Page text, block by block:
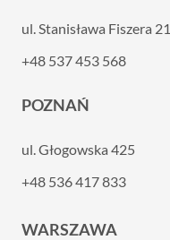
ul. Stanisława Fiszera 21
+48 537 453 568
POZNAŃ
ul. Głogowska 425
+48 536 417 833
WARSZAWA